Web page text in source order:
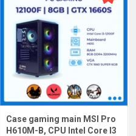
Case gaming main MSI Pro
H610M-B, CPU Intel Core I3